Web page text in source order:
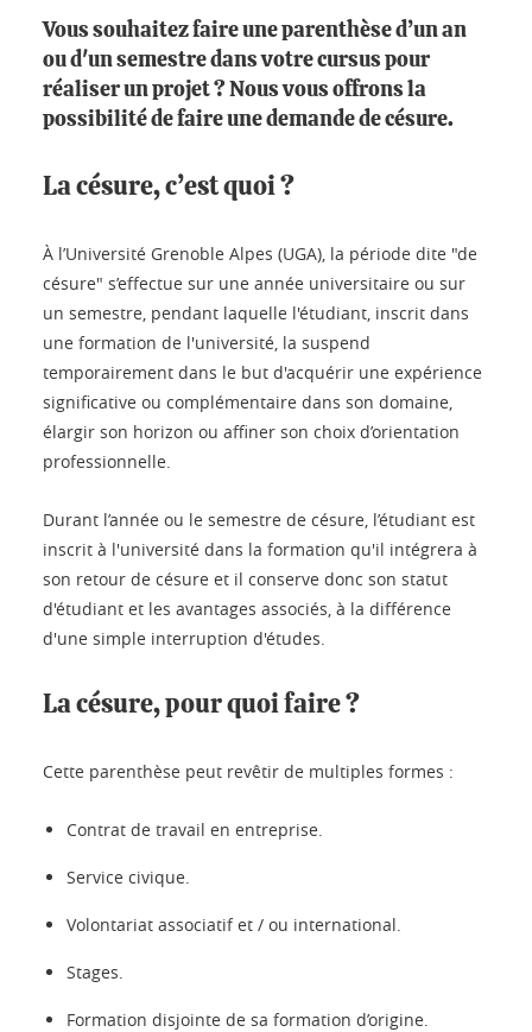
Vous souhaitez faire une parenthèse d’un an
ou d'un semestre dans votre cursus pour
réaliser un projet ? Nous vous offrons la
possibilité de faire une demande de césure.
La césure, c’est quoi ?
À l’Université Grenoble Alpes (UGA), la période dite "de
césure" s’effectue sur une année universitaire ou sur
un semestre, pendant laquelle l'étudiant, inscrit dans
une formation de l'université, la suspend
temporairement dans le but d'acquérir une expérience
significative ou complémentaire dans son domaine,
élargir son horizon ou affiner son choix d’orientation
professionnelle.
Durant l’année ou le semestre de césure, l’étudiant est
inscrit à l'université dans la formation qu'il intégrera à
son retour de césure et il conserve donc son statut
d'étudiant et les avantages associés, à la différence
d'une simple interruption d'études.
La césure, pour quoi faire ?
Cette parenthèse peut revêtir de multiples formes :
Contrat de travail en entreprise.
Service civique.
Volontariat associatif et / ou international.
Stages.
Formation disjointe de sa formation d’origine.